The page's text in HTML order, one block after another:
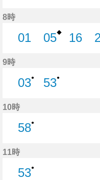
8時
01
05◆
16
9時
03●
53●
10時
58●
11時
53●